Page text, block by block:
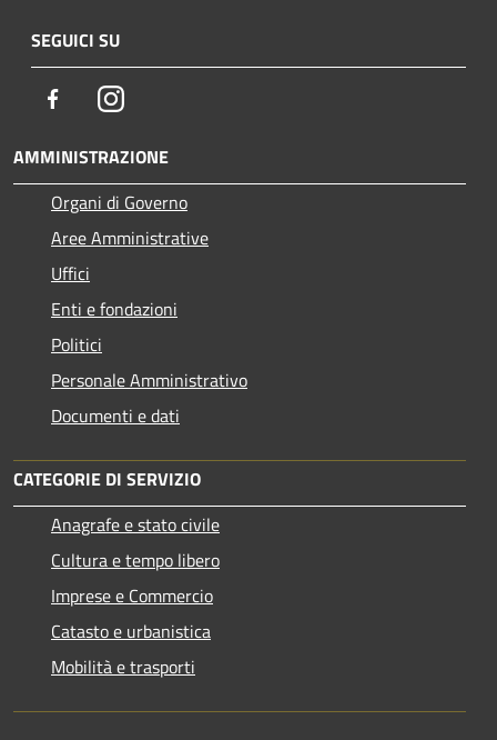
SEGUICI SU
FacebookInstagram
AMMINISTRAZIONE
Organi di Governo
Aree Amministrative
Uffici
Enti e fondazioni
Politici
Personale Amministrativo
Documenti e dati
CATEGORIE DI SERVIZIO
Anagrafe e stato civile
Cultura e tempo libero
Imprese e Commercio
Catasto e urbanistica
Mobilità e trasporti